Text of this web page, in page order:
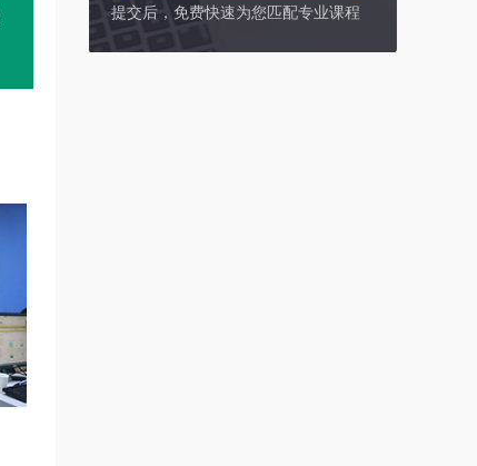
提交后，免费快速为您匹配专业课程